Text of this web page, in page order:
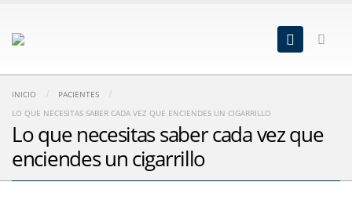
INICIO
PACIENTES
LO QUE NECESITAS SABER CADA VEZ QUE ENCIENDES UN CIGARRILLO
Lo que necesitas saber cada vez que
enciendes un cigarrillo